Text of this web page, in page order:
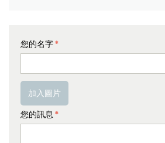
您的名字
加入圖片
您的訊息